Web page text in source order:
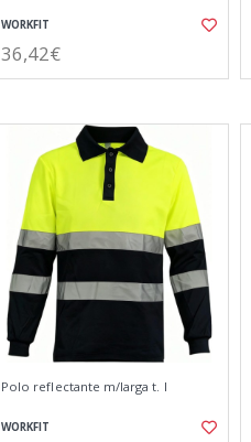
WORKFIT
36,42€
Polo reflectante m/larga t. l
WORKFIT